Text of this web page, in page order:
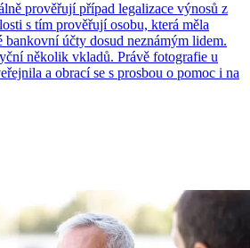
prověřují případ legalizace výnosů z
s tím prověřují osobu, která měla
účty dosud neznámým lidem.
několik vkladů. Právě fotografie u
a obrací se s prosbou o pomoc i na